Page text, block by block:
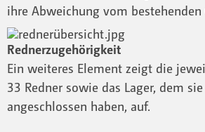
ihre Abweichung vom bestehenden
Rednerzugehörigkeit
Ein weiteres Element zeigt die
33 Redner sowie das Lager, dem
angeschlossen haben, auf.